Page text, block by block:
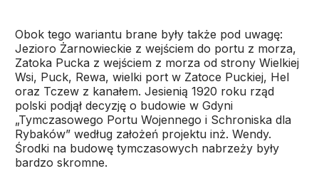
Obok tego wariantu brane były także pod uwagę:
Jezioro Żarnowieckie z wejściem do portu z morza,
Zatoka Pucka z wejściem z morza od strony Wielkiej
Wsi, Puck, Rewa, wielki port w Zatoce Puckiej, Hel
oraz Tczew z kanałem. Jesienią 1920 roku rząd
polski podjął decyzję o budowie w Gdyni
„Tymczasowego Portu Wojennego i Schroniska dla
Rybaków” według założeń projektu inż. Wendy.
Środki na budowę tymczasowych nabrzeży były
bardzo skromne.